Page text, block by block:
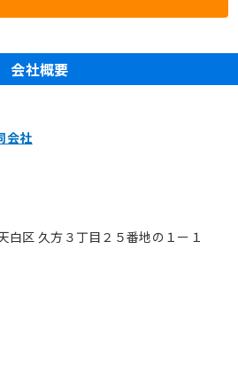
会社概要
会社
白区 久方３丁目２５番地の１ー１